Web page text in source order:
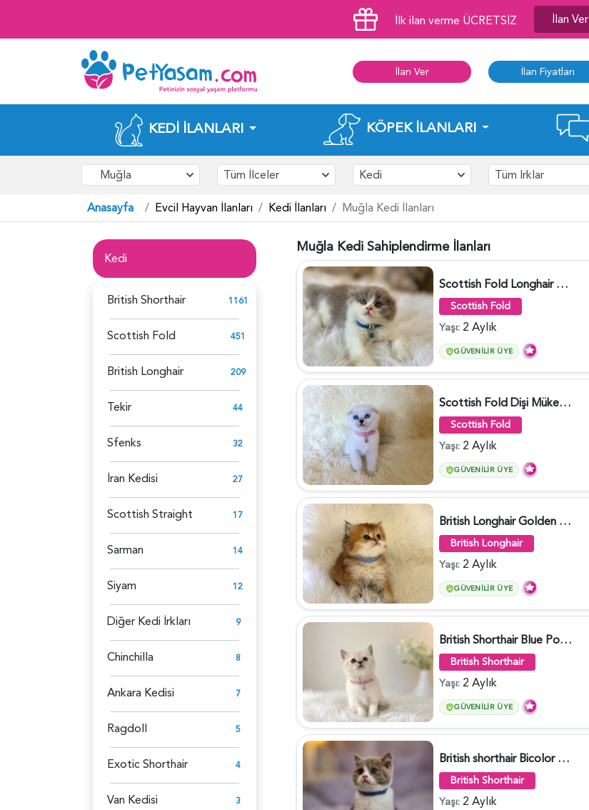
İlk ilan verme ÜCRETSİZ İlan Ver
İlan Ver İlan Fiyatları
KEDI İLANLARI KÖPEK İLANLARI
Muğla Tüm İlceler Kedi Tüm Irklar
Anasayfa Evcil Hayvan İlanları Kedi İlanları Muğla Kedi İlanları
Kedi
British Shorthair 1161
Scottish Fold 451
British Longhair 209
Tekir 44
Sfenks 32
İran Kedisi 27
Scottish Straight 17
Sarman 14
Siyam 12
Diğer Kedi İrkları 9
Chinchilla 8
Ankara Kedisi 7
Ragdoll 5
Exotic Shorthair 4
Van Kedisi 3
Muğla Kedi Sahiplendirme İlanları
Scottish Fold Longhair Lilac Bi Color 2 Aylık - 5908
Scottish Fold
Yaşı: 2 Aylık
GÜVENILIR ÜYE
Scottish Fold Dişi Mükemmel Yavrumuz - 5909
Scottish Fold
Yaşı: 2 Aylık
GÜVENILIR ÜYE
British Longhair Golden Erkek Yavrumuz - 5910
British Longhair
Yaşı: 2 Aylık
GÜVENILIR ÜYE
British Shorthair Blue Point Kızımız 2 Aylık - 5149
British Shorthair
Yaşı: 2 Aylık
GÜVENILIR ÜYE
British shorthair Bicolor Lilac Erkek - 5905
British Shorthair
Yaşı: 2 Aylık